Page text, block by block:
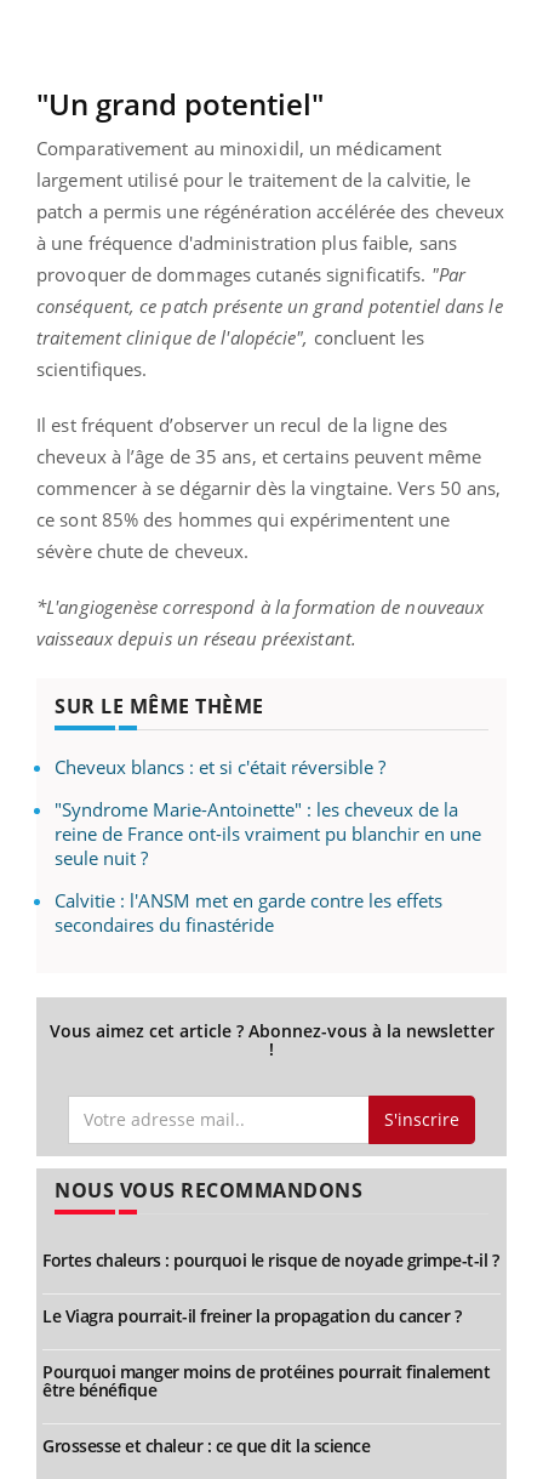
"Un grand potentiel"
Comparativement au minoxidil, un médicament
largement utilisé pour le traitement de la calvitie, le
patch a permis une régénération accélérée des cheveux
à une fréquence d'administration plus faible, sans
provoquer de dommages cutanés significatifs. "Par
conséquent, ce patch présente un grand potentiel dans le
traitement clinique de l'alopécie", concluent les
scientifiques.
Il est fréquent d’observer un recul de la ligne des
cheveux à l’âge de 35 ans, et certains peuvent même
commencer à se dégarnir dès la vingtaine. Vers 50 ans,
ce sont 85% des hommes qui expérimentent une
sévère chute de cheveux.
*L'angiogenèse correspond à la formation de nouveaux
vaisseaux depuis un réseau préexistant.
SUR LE MÊME THÈME
Cheveux blancs : et si c'était réversible ?
"Syndrome Marie-Antoinette" : les cheveux de la
reine de France ont-ils vraiment pu blanchir en une
seule nuit ?
Calvitie : l'ANSM met en garde contre les effets
secondaires du finastéride
Vous aimez cet article ? Abonnez-vous à la newsletter
!
S'inscrire
NOUS VOUS RECOMMANDONS
Fortes chaleurs : pourquoi le risque de noyade grimpe-t-il ?
Le Viagra pourrait-il freiner la propagation du cancer ?
Pourquoi manger moins de protéines pourrait finalement
être bénéfique
Grossesse et chaleur : ce que dit la science